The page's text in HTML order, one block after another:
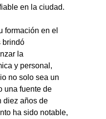
en la ciudad.
formación en el
brindó
la
y personal,
no solo sea un
una fuente de
diez años de
ha sido notable,